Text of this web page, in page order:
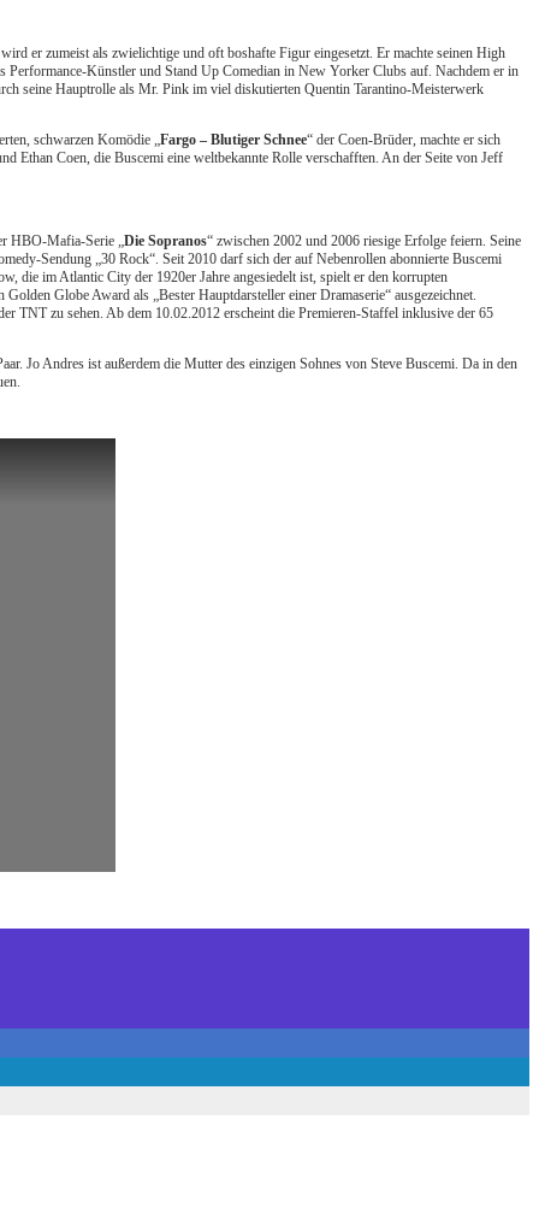
er zumeist als zwielichtige und oft boshafte Figur eingesetzt. Er machte seinen High
Performance-Künstler und Stand Up Comedian in New Yorker Clubs auf. Nachdem er in
seine Hauptrolle als Mr. Pink im viel diskutierten Quentin Tarantino-Meisterwerk
schwarzen Komödie „Fargo – Blutiger Schnee“ der Coen-Brüder, machte er sich
Ethan Coen, die Buscemi eine weltbekannte Rolle verschafften. An der Seite von Jeff
HBO-Mafia-Serie „Die Sopranos“ zwischen 2002 und 2006 riesige Erfolge feiern. Seine
Sendung „30 Rock“. Seit 2010 darf sich der auf Nebenrollen abonnierte Buscemi
die im Atlantic City der 1920er Jahre angesiedelt ist, spielt er den korrupten
Globe Award als „Bester Hauptdarsteller einer Dramaserie“ ausgezeichnet.
TNT zu sehen. Ab dem 10.02.2012 erscheint die Premieren-Staffel inklusive der 65
Jo Andres ist außerdem die Mutter des einzigen Sohnes von Steve Buscemi. Da in den